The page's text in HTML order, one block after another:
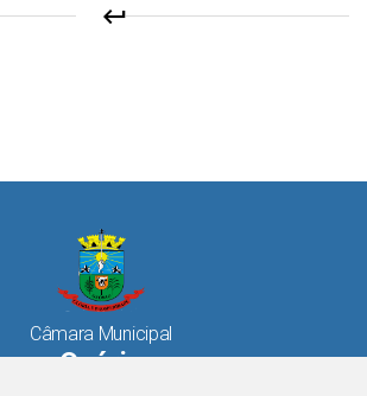
keyboard_return
Câmara Municipal
Osório